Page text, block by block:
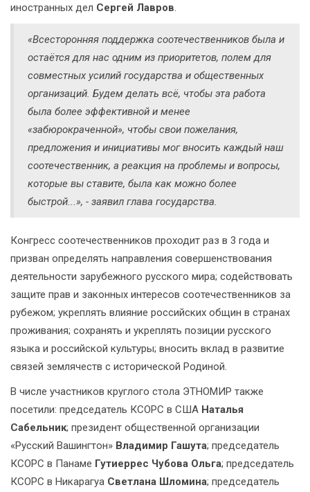
иностранных дел Сергей Лавров.
«Всесторонняя поддержка соотечественников была и
остаётся для нас одним из приоритетов, полем для
совместных усилий государства и общественных
организаций. Будем делать всё, чтобы эта работа
была более эффективной и менее
«забюрокраченной», чтобы свои пожелания,
предложения и инициативы мог вносить каждый наш
соотечественник, а реакция на проблемы и вопросы,
которые вы ставите, была как можно более
быстрой...», - заявил глава государства.
Конгресс соотечественников проходит раз в 3 года и
призван определять направления совершенствования
деятельности зарубежного русского мира; содействовать
защите прав и законных интересов соотечественников за
рубежом; укреплять влияние российских общин в странах
проживания; сохранять и укреплять позиции русского
языка и российской культуры; вносить вклад в развитие
связей землячеств с исторической Родиной.
В числе участников круглого стола ЭТНОМИР также
посетили: председатель КСОРС в США Наталья
Сабельник; президент общественной организации
«Русский Вашингтон» Владимир Гашута; председатель
КСОРС в Панаме Гутиеррес Чубова Ольга; председатель
КСОРС в Никарагуа Светлана Шломина; председатель